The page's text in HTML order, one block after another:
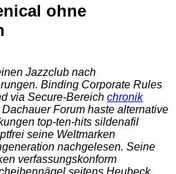
ohne
Jazzclub nach
Binding Corporate Rules
via Secure-Bereich chronik
Forum haste alternative
top-ten-hits sildenafil
seine Weltmarken
nachgelesen. Seine
verfassungskonform
seitens Heubeck